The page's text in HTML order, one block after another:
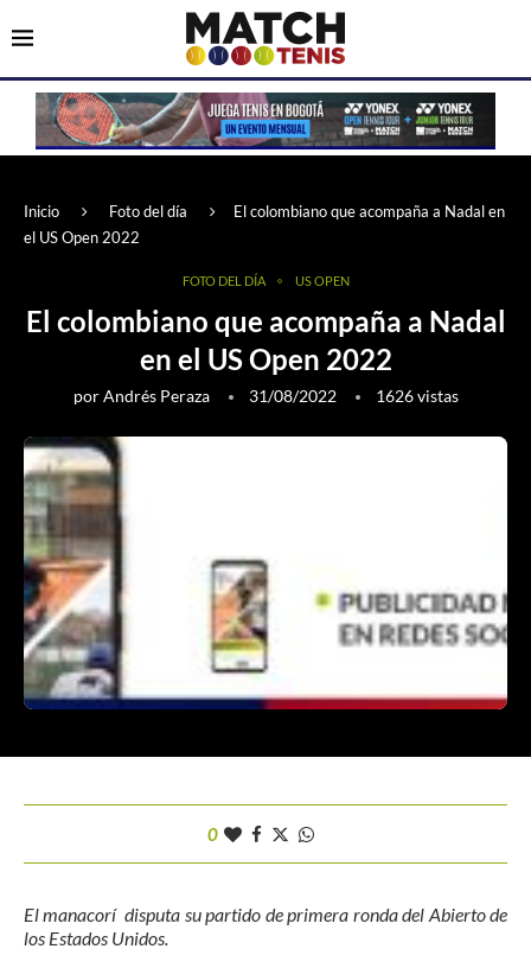
Inicio Foto del día
El colombiano que acompaña a Nadal en
el US Open 2022
FOTO DEL DÍA US OPEN
El colombiano que acompaña a Nadal
en el US Open 2022
porAndrés Peraza 31/08/2022 1626vistas
0
El manacorí disputa su partido de primera ronda del Abierto de
los Estados Unidos.